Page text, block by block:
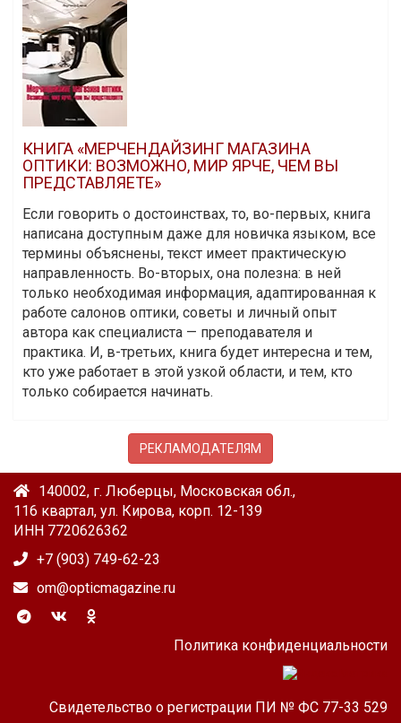
КНИГА «МЕРЧЕНДАЙЗИНГ МАГАЗИНА
ОПТИКИ: ВОЗМОЖНО, МИР ЯРЧЕ, ЧЕМ ВЫ
ПРЕДСТАВЛЯЕТЕ»
Если говорить о достоинствах, то, во-первых, книга
написана доступным даже для новичка языком, все
термины объяснены, текст имеет практическую
направленность. Во-вторых, она полезна: в ней
только необходимая информация, адаптированная к
работе салонов оптики, советы и личный опыт
автора как специалиста — преподавателя и
практика. И, в-третьих, книга будет интересна и тем,
кто уже работает в этой узкой области, и тем, кто
только собирается начинать.
РЕКЛАМОДАТЕЛЯМ
140002, г. Люберцы, Московская обл.,
116 квартал, ул. Кирова, корп. 12-139
ИНН 7720626362
+7 (903) 749-62-23
om@opticmagazine.ru
Политика конфиденциальности
Свидетельство о регистрации ПИ № ФС 77-33 529